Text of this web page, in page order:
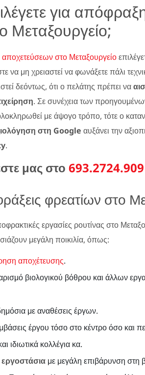
για
Μεταξουργείο;
στο Μεταξουργείο
να μη χρειαστεί να φωνάξετε πάλι
δεόντως, ότι ο πελάτης πρέπει να
. Σε συνέχεια των
με άψογο τρόπο, τότε ο
στη Google αυξάνει την
.
μας στο 693.2724.909
φρεατίων στο
εργασίες ρουτίνας στο
μεγάλη ποικιλία, όπως:
αποχέτευσης.
βιολογικού βόθρου και άλλων
με αναθέσεις έργων.
έργου τόσο στο κέντρο όσο και
ιδιωτικά κολλέγια κα.
εργοστάσια με μεγάλη επιβάρυνση στη